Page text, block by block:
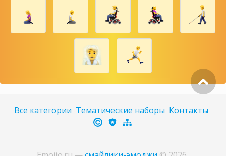
Все категории Тематические наборы Контакты